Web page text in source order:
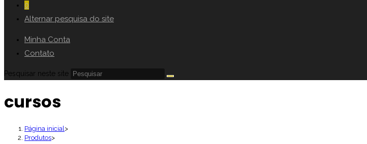
0
Alternar pesquisa do site
Minha Conta
Contato
Pesquisar neste site
cursos
Página inicial >
Produtos>